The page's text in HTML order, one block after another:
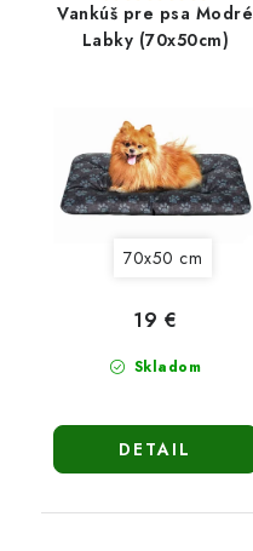
Vankúš pre psa Modré
Labky (70x50cm)
70x50 cm
Skladom
19 €
DETAIL